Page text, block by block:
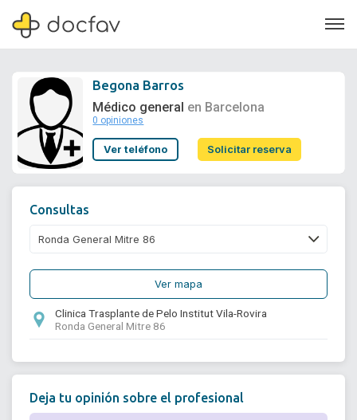
Soporte
Begona Barros
Médico general en Barcelona
0 opiniones
Ver teléfono Solicitar reserva
Consultas
Ver mapa
Clinica Trasplante de Pelo Institut Vila-Rovira
Ronda General Mitre 86
Deja tu opinión sobre el profesional